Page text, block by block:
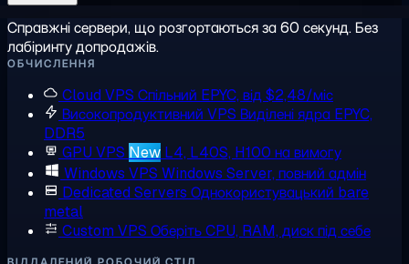
Справжні сервери, що розгортаються за 60 секунд. Без
лабіринту допродажів.
ОБЧИСЛЕННЯ
Cloud VPS Спільний EPYC, від $2,48/міс
Високопродуктивний VPS Виділені ядра EPYC,
DDR5
GPU VPS New L4, L40S, H100 на вимогу
Windows VPS Windows Server, повний адмін
Dedicated Servers Однокористувацький bare
metal
Custom VPS Оберіть CPU, RAM, диск під себе